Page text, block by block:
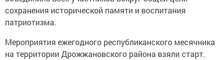
сохранения исторической памяти и воспитания
патриотизма.
Мероприятия ежегодного республиканского месячника
на территории Дрожжановского района взяли старт.